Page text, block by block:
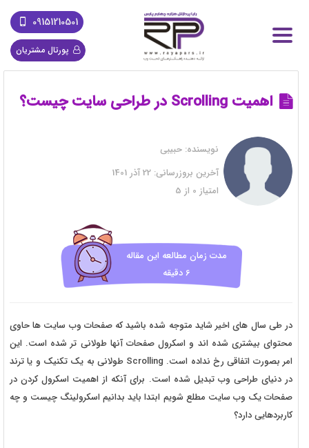
09151210501
پورتال مشتریان
اهمیت Scrolling در طراحی سایت چیست؟
نویسنده: حبیبی
آخرین بروزرسانی:
امتیاز 0 از 5
مدت زمان مطالعه این مقاله
6 دقیقه
در طی سال های اخیر شاید متوجه شده باشید که صفحات وب سایت ها حاوی
محتوای بیشتری شده اند و اسکرول صفحات آنها طولانی تر شده است. این
امر بصورت اتفاقی رخ نداده است. Scrolling طولانی به یک تکنیک و یا ترند
در دنیای طراحی وب تبدیل شده است. برای آنکه از اهمیت اسکرول کردن در
صفحات یک وب سایت مطلع شویم ابتدا باید بدانیم اسکرولینگ چیست و چه
کاربردهایی دارد؟